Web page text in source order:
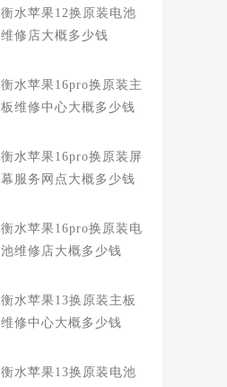
衡水苹果12换原装电池
维修店大概多少钱
衡水苹果16pro换原装主
板维修中心大概多少钱
衡水苹果16pro换原装屏
幕服务网点大概多少钱
衡水苹果16pro换原装电
池维修店大概多少钱
衡水苹果13换原装主板
维修中心大概多少钱
衡水苹果13换原装电池